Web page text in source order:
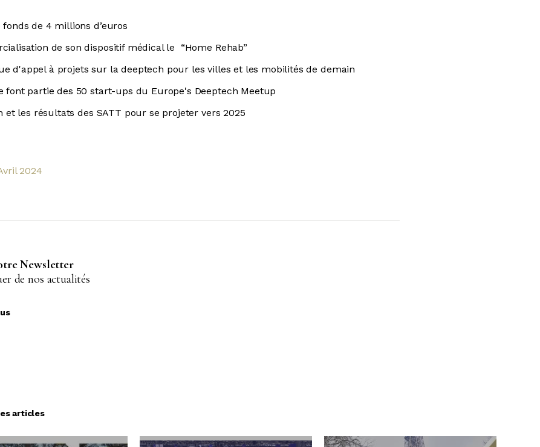
de 4 millions d’euros
de son dispositif médical le “Home Rehab”
d'appel à projets sur la deeptech pour les villes et les mobilités de demain
font partie des 50 start-ups du Europe's Deeptech Meetup
et les résultats des SATT pour se projeter vers 2025
2024
Newsletter
de nos actualités
articles